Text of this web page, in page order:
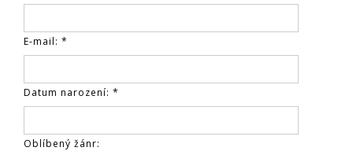
E-mail: *
Datum narození: *
Oblíbený žánr: